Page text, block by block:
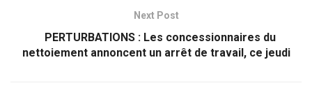
Next Post
PERTURBATIONS : Les concessionnaires du
nettoiement annoncent un arrêt de travail, ce jeudi